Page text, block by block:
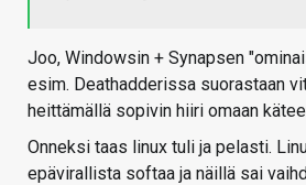
Joo, Windowsin + Synapsen
esim. Deathadderissa suorastaan
heittämällä sopivin hiiri omaan
Onneksi taas linux tuli ja pelasti.
epävirallista softaa ja näillä sai